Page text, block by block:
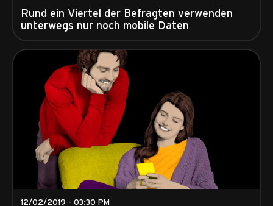
Rund ein Viertel der Befragten verwenden
unterwegs nur noch mobile Daten
12/02/2019 - 03:30 PM